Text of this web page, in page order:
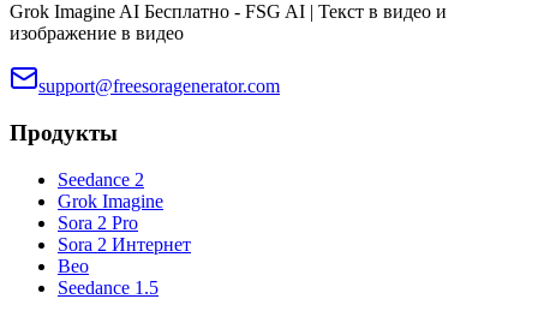
Grok Imagine AI Бесплатно - FSG AI | Текст в видео и
изображение в видео
support@freesoragenerator.com
Продукты
Seedance 2
Grok Imagine
Sora 2 Pro
Sora 2 Интернет
Вео
Seedance 1.5